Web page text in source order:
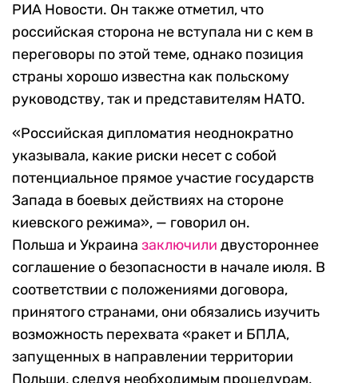
РИА Новости. Он также отметил, что
российская сторона не вступала ни с кем в
переговоры по этой теме, однако позиция
страны хорошо известна как польскому
руководству, так и представителям НАТО.
«Российская дипломатия неоднократно
указывала, какие риски несет с собой
потенциальное прямое участие государств
Запада в боевых действиях на стороне
киевского режима», — говорил он.
Польша и Украина заключили двустороннее
соглашение о безопасности в начале июля. В
соответствии с положениями договора,
принятого странами, они обязались изучить
возможность перехвата «ракет и БПЛА,
запущенных в направлении территории
Польши, следуя необходимым процедурам,